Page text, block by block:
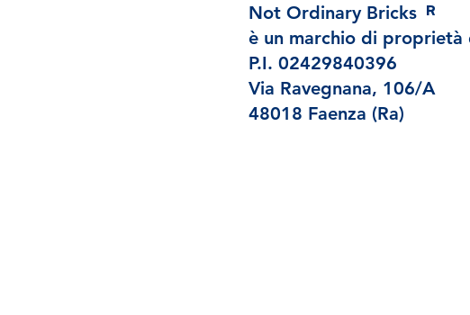
Not Ordinary Bricks
è un marchio di proprietà
P.I. 02429840396
Via Ravegnana, 106/A
48018 Faenza (Ra)
R